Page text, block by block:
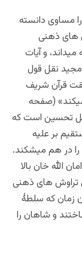
مساوی دانسته
های ذهنی
و آیات
مجید نقل قول
قرآن شریف
(صفحه
تحسین است که
بر علیه
در هم میشکند.
الله خان بالا
تراوش های ذهنی
زمان که سلطۀ
و شاهان را